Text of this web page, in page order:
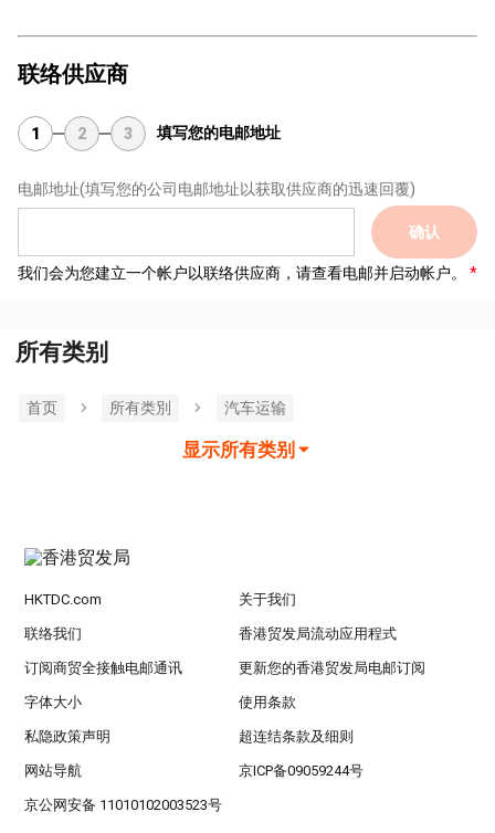
联络供应商
1 2 3 填写您的电邮地址
电邮地址(填写您的公司电邮地址以获取供应商的迅速回覆)
确认
我们会为您建立一个帐户以联络供应商，请查看电邮并启动帐户。
所有类别
首页 所有类別 汽车运输
显示所有类别
HKTDC.com 关于我们
联络我们 香港贸发局流动应用程式
订阅商贸全接触电邮通讯 更新您的香港贸发局电邮订阅
字体大小 使用条款
私隐政策声明 超连结条款及细则
网站导航 京ICP备09059244号
京公网安备 11010102003523号